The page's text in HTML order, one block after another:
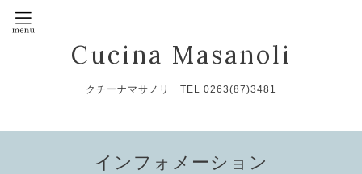
Cucina Masanoli
クチーナマサノリ TEL 0263(87)3481
インフォメーション